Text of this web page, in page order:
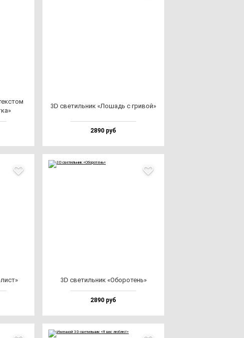
3D све­тиль­ник «Лошадь с гри­вой»
2890 руб
3D све­тиль­ник «Обо­ро­тень»
2890 руб